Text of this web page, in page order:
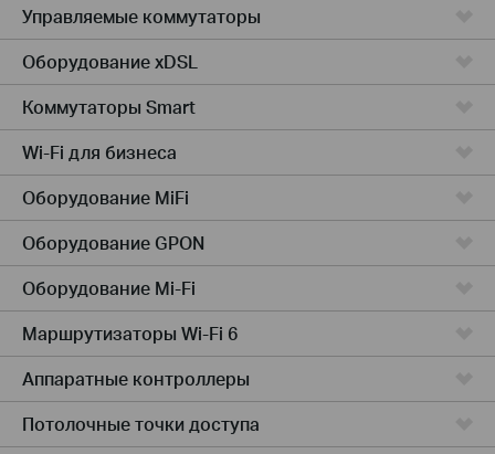
Управляемые коммутаторы
Оборудование xDSL
Коммутаторы Smart
Wi-Fi для бизнеса
Оборудование MiFi
Оборудование GPON
Оборудование Mi-Fi
Маршрутизаторы Wi-Fi 6
Аппаратные контроллеры
Потолочные точки доступа